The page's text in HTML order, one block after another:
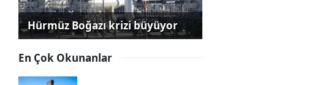
Hürmüz Boğazı krizi büyüyor
En Çok Okunanlar